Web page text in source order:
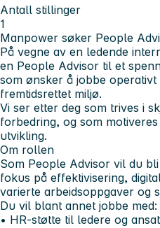
Antall stillinger
1
Manpower søker People
På vegne av en ledende
en People Advisor til et
som ønsker å jobbe
fremtidsrettet miljø.
Vi ser etter deg som trives i
forbedring, og som
utvikling.
Om rollen
Som People Advisor vil du
fokus på effektivisering,
varierte arbeidsoppgaver og
Du vil blant annet jobbe med:
• HR-støtte til ledere og